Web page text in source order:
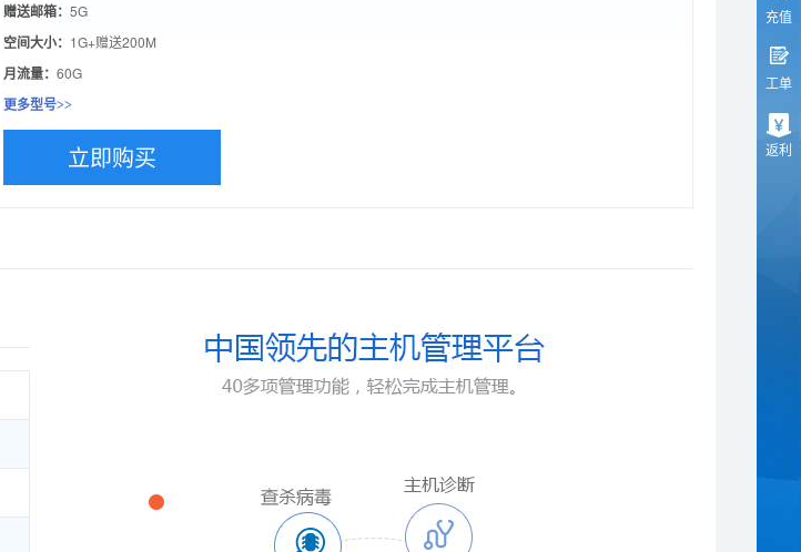
赠送邮箱： 5G
空间大小： 1G+赠送200M
月流量： 60G
更多型号>>
立即购买
充值
工单
返利